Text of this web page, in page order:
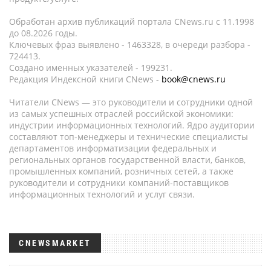
Обработан архив публикаций портала CNews.ru c 11.1998
до 08.2026 годы.
Ключевых фраз выявлено - 1463328, в очереди разбора -
724413.
Создано именных указателей - 199231.
Редакция Индексной книги CNews - book@cnews.ru
Читатели CNews — это руководители и сотрудники одной
из самых успешных отраслей российской экономики:
индустрии информационных технологий. Ядро аудитории
составляют топ-менеджеры и технические специалисты
департаментов информатизации федеральных и
региональных органов государственной власти, банков,
промышленных компаний, розничных сетей, а также
руководители и сотрудники компаний-поставщиков
информационных технологий и услуг связи.
CNEWSMARKET